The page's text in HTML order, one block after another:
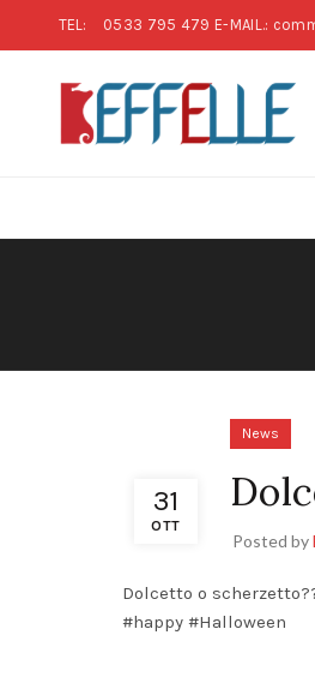
TEL: 0533 795 479 E-MAIL.:
31
OTT
News
Posted by
Dolcetto o
#happy #Halloween